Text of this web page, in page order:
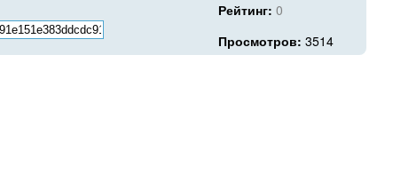
Рейтинг: 0
Просмотров: 3514